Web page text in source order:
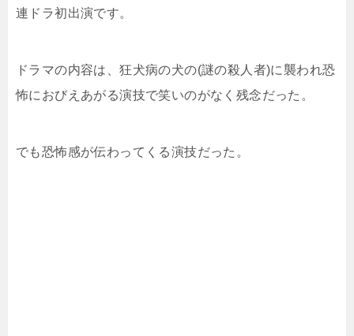
連ドラ初出演です。
ドラマの内容は、狂犬病の犬の(謎の殺人者)に襲われ恐
怖におびえあがる演技で笑いのがなく残念だった。
でも恐怖感が伝わってくる演技だった。